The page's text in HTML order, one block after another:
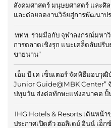
สังคมศาสตร์ มนุษยศาสตร์ และศิ
และต่อยอดงานวิจัยสู่การพัฒนาป
ททท. ร่วมมือกับ จุฬาลงกรณ์มหา
การตลาดเชิงรุก แนะเคล็ดลับปรั
ขายนาน”
เอ็ม บี เค เซ็นเตอร์ จัดพิธีมอบวุ
Junior Guide@MBK Center”
ปทุมวัน ส่งต่อทักษะแห่งอนาคต ปั้
IHG Hotels & Resorts เดินหน้
ประกาศเปิดตัว ฮอลิเดย์ อินน์ เอ็ก